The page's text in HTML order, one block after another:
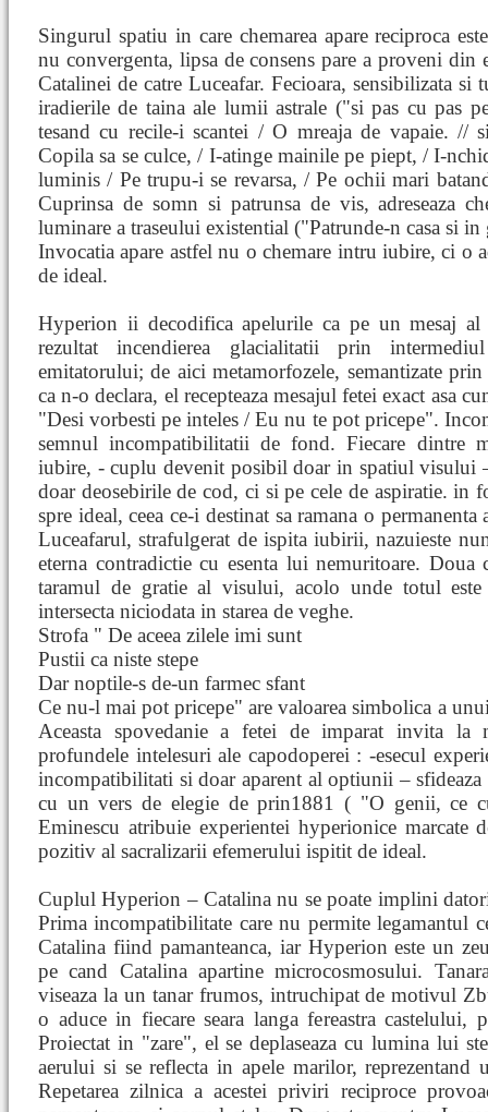
Singurul spatiu in care chemarea apare reciproca
nu convergenta, lipsa de consens pare a proveni din
Catalinei de catre Luceafar. Fecioara, sensibilizata
iradierile de taina ale lumii astrale ("si pas cu pas
tesand cu recile-i scantei / O mreaja de vapaie. //
Copila sa se culce, / I-atinge mainile pe piept, / I-
luminis / Pe trupu-i se revarsa, / Pe ochii mari
Cuprinsa de somn si patrunsa de vis, adreseaza
luminare a traseului existential ("Patrunde-n casa si
Invocatia apare astfel nu o chemare intru iubire, ci o
de ideal.
Hyperion ii decodifica apelurile ca pe un mesaj
rezultat incendierea glacialitatii prin
emitatorului; de aici metamorfozele, semantizate
ca n-o declara, el recepteaza mesajul fetei exact asa
"Desi vorbesti pe inteles / Eu nu te pot pricepe".
semnul incompatibilitatii de fond. Fiecare dintre
iubire, - cuplu devenit posibil doar in spatiul visului
doar deosebirile de cod, ci si pe cele de aspiratie. in
spre ideal, ceea ce-i destinat sa ramana o
Luceafarul, strafulgerat de ispita iubirii, nazuieste
eterna contradictie cu esenta lui nemuritoare. Doua
taramul de gratie al visului, acolo unde totul
intersecta niciodata in starea de veghe.
Strofa " De aceea zilele imi sunt
Pustii ca niste stepe
Dar noptile-s de-un farmec sfant
Ce nu-l mai pot pricepe" are valoarea simbolica a
Aceasta spovedanie a fetei de imparat invita la
profundele intelesuri ale capodoperei : -esecul
incompatibilitati si doar aparent al optiunii – sfideaza
cu un vers de elegie de prin1881 ( "O genii, ce
Eminescu atribuie experientei hyperionice marcate
pozitiv al sacralizarii efemerului ispitit de ideal.
Cuplul Hyperion – Catalina nu se poate implini
Prima incompatibilitate care nu permite legamantul
Catalina fiind pamanteanca, iar Hyperion este un
pe cand Catalina apartine microcosmosului.
viseaza la un tanar frumos, intruchipat de motivul
o aduce in fiecare seara langa fereastra castelului,
Proiectat in "zare", el se deplaseaza cu lumina lui
aerului si se reflecta in apele marilor,
Repetarea zilnica a acestei priviri reciproce